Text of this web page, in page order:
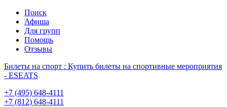
Поиск
Афиша
Для групп
Помощь
Отзывы
Билеты на спорт : Купить билеты на спортивные мероприятия
- ESEATS
+7 (495) 648-4111
+7 (812) 648-4111